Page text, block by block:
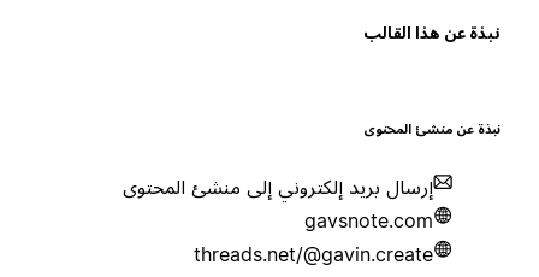
عن هذا القالب
عن منشئ المحتوى
إرسال بريد إلكتروني إلى منشئ المحتوى
gavsnote.com
threads.net/@gavin.create